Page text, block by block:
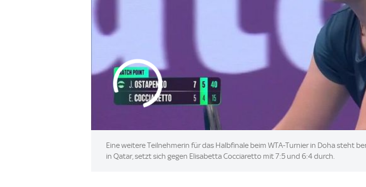
Eine weitere Teilnehmerin für das Halbfinale beim WTA-Turnier in Doha steht
in Qatar, setzt sich gegen Elisabetta Cocciaretto mit 7:5 und 6:4 durch.